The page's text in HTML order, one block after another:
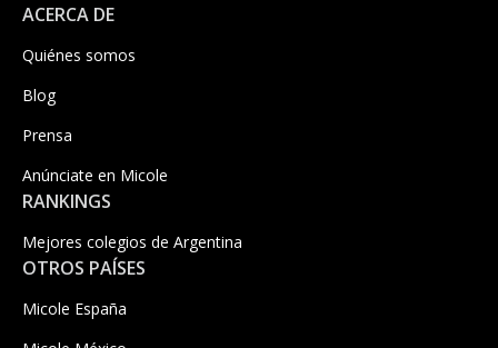
ACERCA DE
Quiénes somos
Blog
Prensa
Anúnciate en Micole
RANKINGS
Mejores colegios de Argentina
OTROS PAÍSES
Micole España